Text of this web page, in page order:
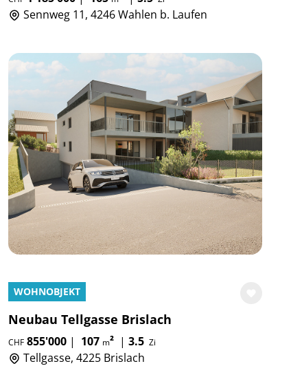
Sennweg 11, 4246 Wahlen b. Laufen
WOHNOBJEKT
Neubau Tellgasse Brislach
CHF855'000| 107 m² | 3.5 Zi
Tellgasse, 4225 Brislach